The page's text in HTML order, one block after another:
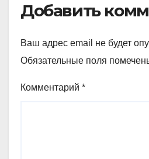
Добавить
Ваш адрес email не будет
Обязательные поля
Комментарий *